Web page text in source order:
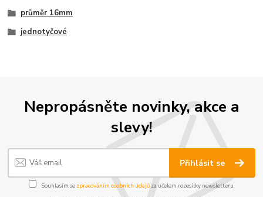
průměr 16mm
jednotyčové
Nepropásněte novinky, akce a
slevy!
Přihlásit se
Souhlasím se zpracováním osobních údajůza účelem rozesílky newsletteru.